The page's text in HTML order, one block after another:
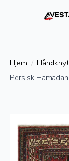
Hjem
Persisk